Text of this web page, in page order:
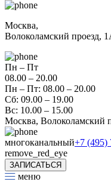
Москва,
Волоколамский проезд,
Пн – Пт
08.00 – 20.00
Пн – Пт: 08.00 – 20.00
Сб: 09.00 – 19.00
Вс: 10.00 – 15.00
Москва, Волоколамский
многоканальный+7 (495)
remove_red_eye
ЗАПИСАТЬСЯ
меню